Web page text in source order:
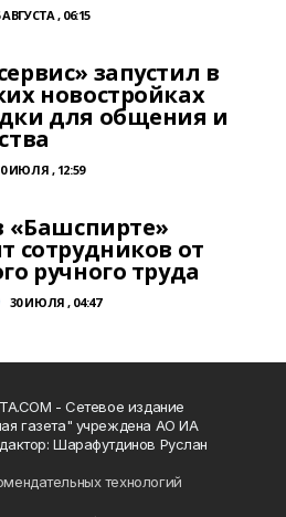
АВГУСТА , 06:15
запустил в
новостройках
для общения и
ИЮЛЯ , 12:59
«Башспирте»
сотрудников от
ручного труда
30 ИЮЛЯ , 04:47
- Сетевое издание
газета" учреждена АО ИА
Шарафутдинов Руслан
технологий